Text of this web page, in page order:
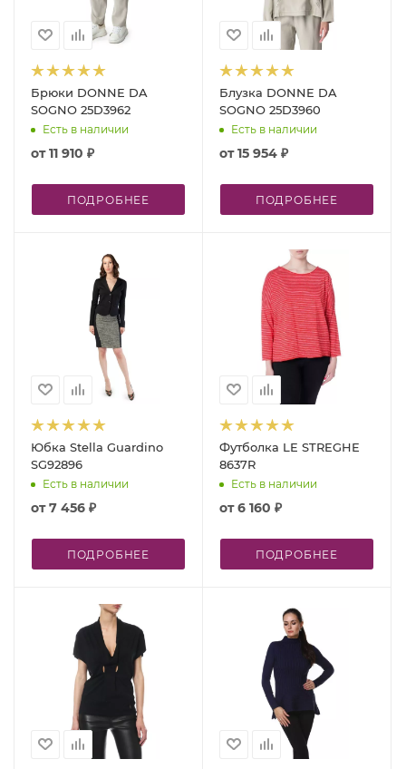
Брюки DONNE DA
SOGNO 25D3962
Есть в наличии
от11 910 ₽
ПОДРОБНЕЕ
Блузка DONNE DA
SOGNO 25D3960
Есть в наличии
от15 954 ₽
ПОДРОБНЕЕ
Юбка Stella Guardino
SG92896
Есть в наличии
от7 456 ₽
ПОДРОБНЕЕ
Футболка LE STREGHE
8637R
Есть в наличии
от6 160 ₽
ПОДРОБНЕЕ